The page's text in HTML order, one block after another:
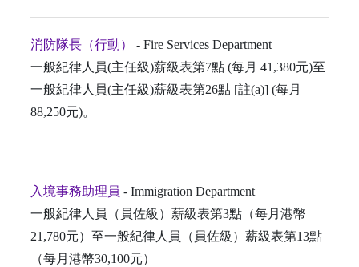
消防隊長（行動）
- Fire Services Department
一般紀律人員(主任級)薪級表第7點 (每月 41,380元)至
一般紀律人員(主任級)薪級表第26點 [註(a)] (每月
88,250元)。
入境事務助理員 - Immigration Department
一般紀律人員（員佐級）薪級表第3點（每月港幣
21,780元）至一般紀律人員（員佐級）薪級表第13點
（每月港幣30,100元）